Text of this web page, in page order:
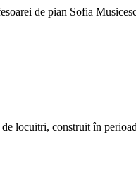
de pian Sofia
locuitri, construit în